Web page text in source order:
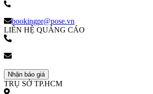
bookingpr@pose.vn
LIÊN HỆ QUẢNG CÁO
Nhận báo giá
TRỤ SỞ TP.HCM